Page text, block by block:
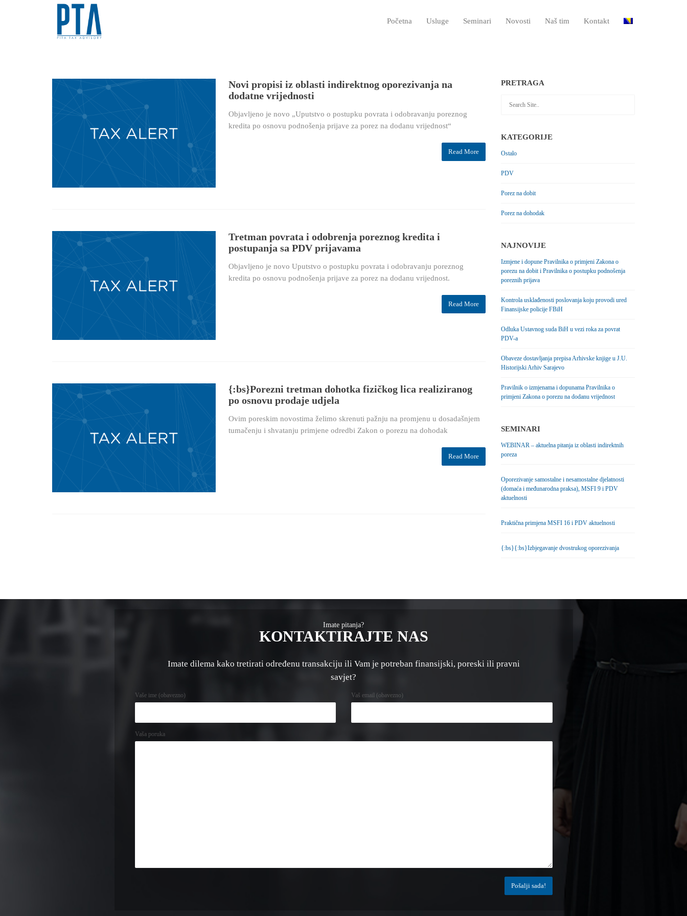
Početna Usluge Seminari Novosti Naš tim Kontakt
Novi propisi iz oblasti indirektnog oporezivanja na
dodatne vrijednosti
Objavljeno je novo „Uputstvo o postupku povrata i odobravanju poreznog
kredita po osnovu podnošenja prijave za porez na dodanu vrijednost“
Read More
Tretman povrata i odobrenja poreznog kredita i
postupanja sa PDV prijavama
Objavljeno je novo Uputstvo o postupku povrata i odobravanju poreznog
kredita po osnovu podnošenja prijave za porez na dodanu vrijednost.
Read More
{:bs}Porezni tretman dohotka fizičkog lica realiziranog
po osnovu prodaje udjela
Ovim poreskim novostima želimo skrenuti pažnju na promjenu u dosadašnjem
tumačenju i shvatanju primjene odredbi Zakon o porezu na dohodak
Read More
PRETRAGA
KATEGORIJE
Ostalo
PDV
Porez na dobit
Porez na dohodak
NAJNOVIJE
Izmjene i dopune Pravilnika o primjeni Zakona o
porezu na dobit i Pravilnika o postupku podnošenja
poreznih prijava
Kontrola usklađenosti poslovanja koju provodi ured
Finansijske policije FBiH
Odluka Ustavnog suda BiH u vezi roka za povrat
PDV-a
Obaveze dostavljanja prepisa Arhivske knjige u J.U.
Historijski Arhiv Sarajevo
Pravilnik o izmjenama i dopunama Pravilnika o
primjeni Zakona o porezu na dodanu vrijednost
SEMINARI
WEBINAR – aktuelna pitanja iz oblasti indirektnih
poreza
Oporezivanje samostalne i nesamostalne djelatnosti
(domaća i međunarodna praksa), MSFI 9 i PDV
aktuelnosti
Praktična primjena MSFI 16 i PDV aktuelnosti
{:bs}{:bs}Izbjegavanje dvostrukog oporezivanja
Imate pitanja?
KONTAKTIRAJTE NAS
Imate dilema kako tretirati određenu transakciju ili Vam je potreban finansijski, poreski ili pravni
savjet?
Vaše ime (obavezno) Vaš email (obavezno)
Vaša poruka